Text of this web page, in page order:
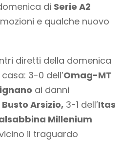
di Serie A2
e qualche nuovo
diretti della domenica
3-0 dell’Omag-MT
ai danni
Arsizio, 3-1 dell’Itas
Millenium
il traguardo